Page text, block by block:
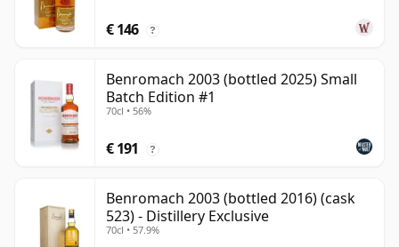
€ 146 ?
Benromach 2003 (bottled 2025) Small
Batch Edition #1
70cl • 56%
€ 191 ?
Benromach 2003 (bottled 2016) (cask
523) - Distillery Exclusive
70cl • 57.9%